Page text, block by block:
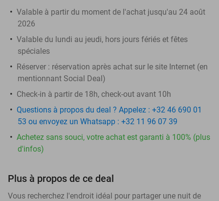
Valable à partir du moment de l'achat jusqu'au 24 août
2026
Valable du lundi au jeudi, hors jours fériés et fêtes
spéciales
Réserver : réservation après achat sur le site Internet (en
mentionnant Social Deal)
Check-in à partir de 18h, check-out avant 10h
Questions à propos du deal ? Appelez : +32 46 690 01
53 ou envoyez un Whatsapp : +32 11 96 07 39
Achetez sans souci, votre achat est garanti à 100% (plus
d'infos)
Plus à propos de ce deal
Vous recherchez l'endroit idéal pour partager une nuit de